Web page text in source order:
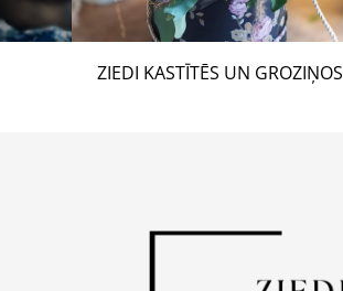
ZIEDI KASTĪTĒS UN GROZIŅOS